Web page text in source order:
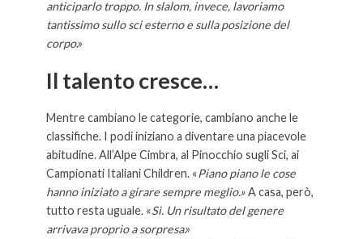
anticiparlo troppo. In slalom, invece, lavoriamo
tantissimo sullo sci esterno e sulla posizione del
corpo.»
Il talento cresce…
Mentre cambiano le categorie, cambiano anche le
classifiche. I podi iniziano a diventare una piacevole
abitudine. All’Alpe Cimbra, al Pinocchio sugli Sci, ai
Campionati Italiani Children. «Piano piano le cose
hanno iniziato a girare sempre meglio.»A casa, però,
tutto resta uguale. «Sì. Un risultato del genere
arrivava proprio a sorpresa.»